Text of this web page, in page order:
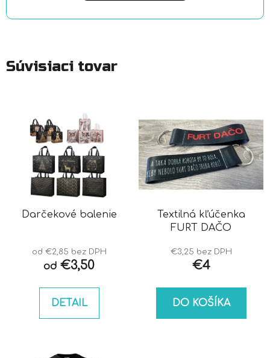
Súvisiaci tovar
Darčekové balenie
od €2,85 bez DPH
od €3,50
DETAIL
Textilná kľúčenka
FURT DAČO
€3,25 bez DPH
€4
DO KOŠÍKA